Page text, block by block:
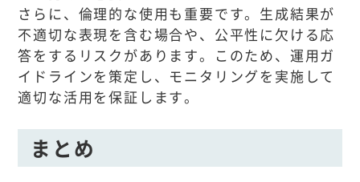
さらに、倫理的な使用も重要です。生成結果が
不適切な表現を含む場合や、公平性に欠ける応
答をするリスクがあります。このため、運用ガ
イドラインを策定し、モニタリングを実施して
適切な活用を保証します。
まとめ